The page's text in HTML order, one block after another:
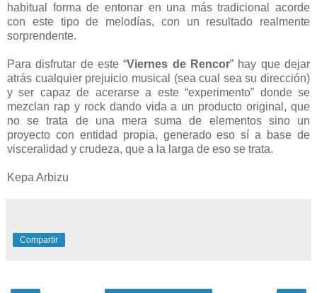
habitual forma de entonar en una más tradicional acorde
con este tipo de melodías, con un resultado realmente
sorprendente.
Para disfrutar de este “Viernes de Rencor” hay que dejar
atrás cualquier prejuicio musical (sea cual sea su dirección)
y ser capaz de acerarse a este “experimento” donde se
mezclan rap y rock dando vida a un producto original, que
no se trata de una mera suma de elementos sino un
proyecto con entidad propia, generado eso sí a base de
visceralidad y crudeza, que a la larga de eso se trata.
Kepa Arbizu
Compartir